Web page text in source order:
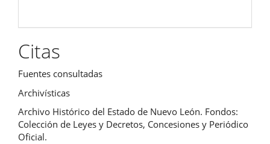
Citas
Fuentes consultadas
Archivísticas
Archivo Histórico del Estado de Nuevo León. Fondos:
Colección de Leyes y Decretos, Concesiones y Periódico
Oficial.